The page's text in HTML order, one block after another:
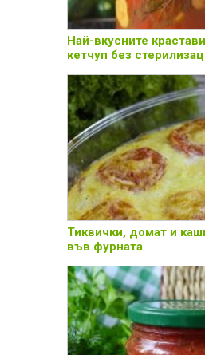
Най-вкусните
кетчуп без
Тиквички, домат и
във фурната